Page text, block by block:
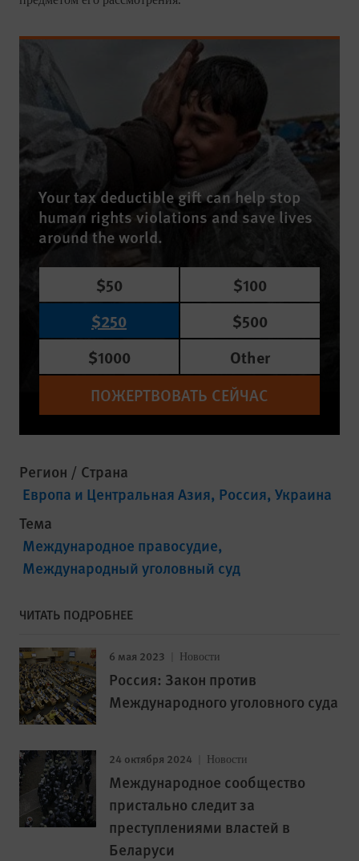
Your tax deductible gift can help stop
human rights violations and save lives
around the world.
$50
$100
$250
$500
$1000
Other
ПОЖЕРТВОВАТЬ СЕЙЧАС
Регион / Страна
Европа и Центральная Азия Россия Украина
Тема
Международное правосудие
Международный уголовный суд
ЧИТАТЬ ПОДРОБНЕЕ
6 мая 2023 Новости
Россия: Закон против
Международного уголовного суда
24 октября 2024 Новости
Международное сообщество
пристально следит за
преступлениями властей в
Беларуси